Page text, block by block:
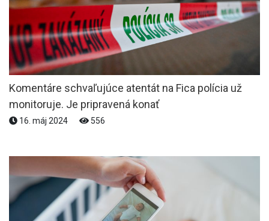
Komentáre schvaľujúce atentát na Fica polícia už
monitoruje. Je pripravená konať
16. máj 2024 556